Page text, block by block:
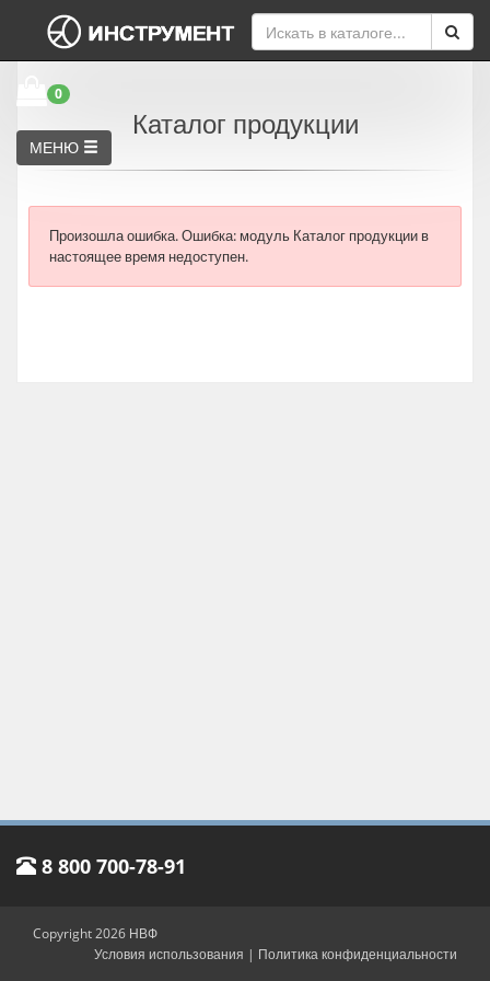
0
МЕНЮ
Каталог продукции
Произошла ошибка.Ошибка: модуль Каталог продукции в
настоящее время недоступен.
8 800 700-78-91
Copyright 2026 НВФ
Условия использования | Политика конфиденциальности